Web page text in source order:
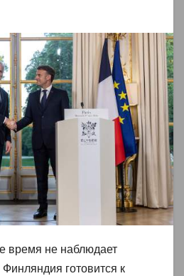
время не наблюдает
Финляндия готовится к